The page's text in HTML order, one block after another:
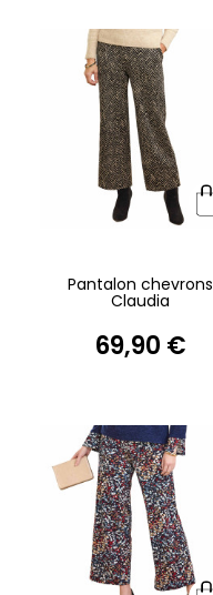
Pantalon chevrons
Claudia
69,90 €